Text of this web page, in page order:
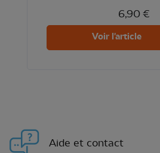
6,90 €
Voir l'article
Aide et contact